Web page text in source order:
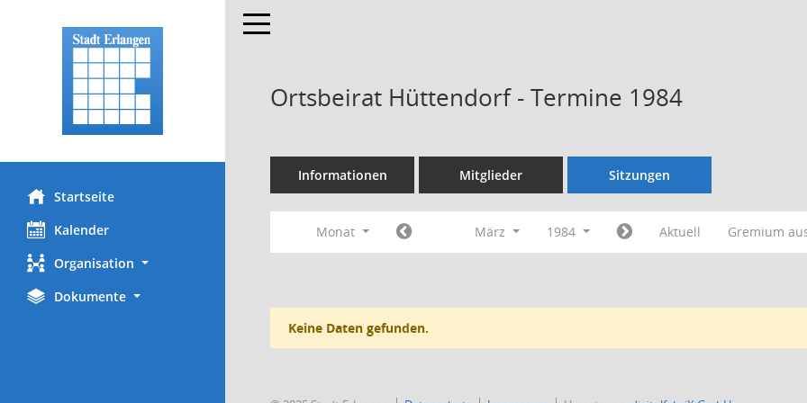
Startseite
Kalender
Organisation
Dokumente
Toggle navigation
Ortsbeirat Hüttendorf - Termine 1984
Informationen Mitglieder Sitzungen
Monat März 1984 Aktuell Gremium
Keine Daten gefunden.